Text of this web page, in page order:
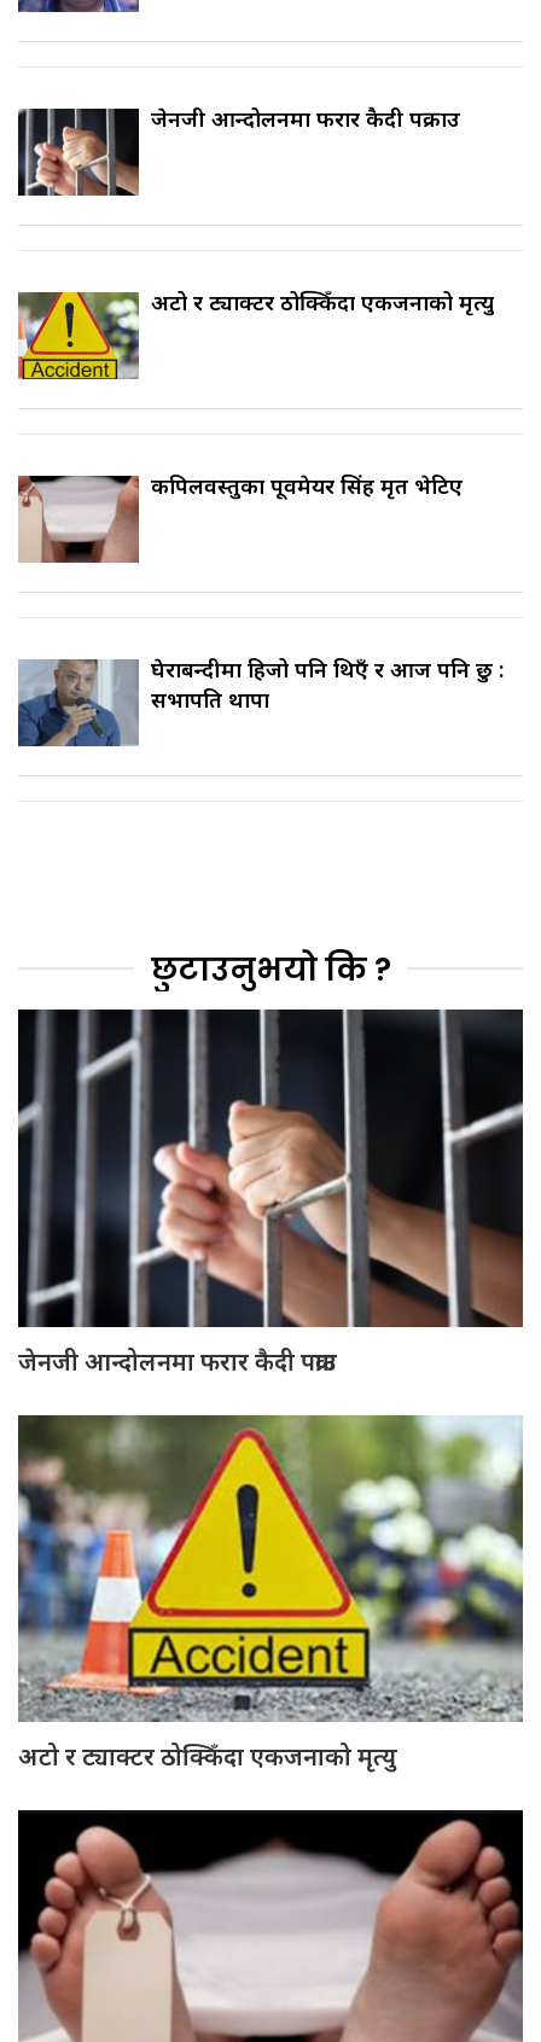
जेनजी आन्दोलनमा फरार कैदी पक्राउ
अटो र ट्याक्टर ठोक्किँदा एकजनाको मृत्यु
कपिलवस्तुका पूर्वमेयर सिंह मृत भेटिए
घेराबन्दीमा हिजो पनि थिएँ र आज पनि छु :
सभापति थापा
छुटाउनुभयो कि ?
जेनजी आन्दोलनमा फरार कैदी पक्राउ
अटो र ट्याक्टर ठोक्किँदा एकजनाको मृत्यु